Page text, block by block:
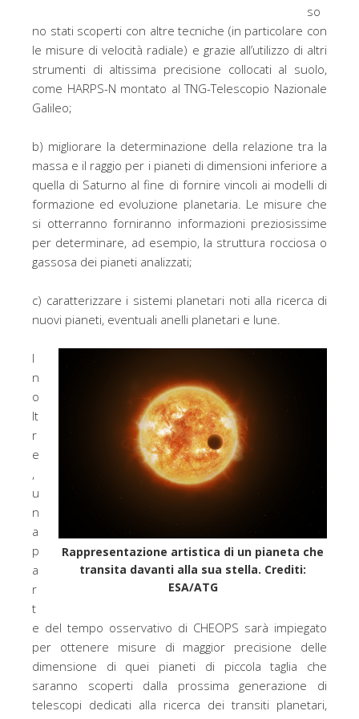
so
no stati scoperti con altre tecniche (in particolare con
le misure di velocità radiale) e grazie all’utilizzo di altri
strumenti di altissima precisione collocati al suolo,
come HARPS-N montato al TNG-Telescopio Nazionale
Galileo;
b) migliorare la determinazione della relazione tra la
massa e il raggio per i pianeti di dimensioni inferiore a
quella di Saturno al fine di fornire vincoli ai modelli di
formazione ed evoluzione planetaria. Le misure che
si otterranno forniranno informazioni preziosissime
per determinare, ad esempio, la struttura rocciosa o
gassosa dei pianeti analizzati;
c) caratterizzare i sistemi planetari noti alla ricerca di
nuovi pianeti, eventuali anelli planetari e lune.
Rappresentazione artistica di un pianeta che
transita davanti alla sua stella. Crediti:
ESA/ATG
I
n
o
lt
r
e
,
u
n
a
p
a
r
t
e del tempo osservativo di CHEOPS sarà impiegato
per ottenere misure di maggior precisione delle
dimensione di quei pianeti di piccola taglia che
saranno scoperti dalla prossima generazione di
telescopi dedicati alla ricerca dei transiti planetari,